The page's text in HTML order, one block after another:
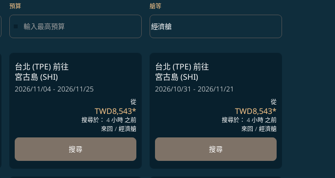
預算 艙等
艙等 option 經濟艙 Selected
經濟艙
keyboard_arrow_down
台北 (TPE)前往
宮古島 (SHI)
2026/11/04 - 2026/11/25
從
TWD8,543*
搜尋於： 4 小時 之前
來回 / 經濟艙
搜尋
台北 (TPE)前往
宮古島 (SHI)
2026/10/31 - 2026/11/21
從
TWD8,543*
搜尋於： 4 小時 之前
來回 / 經濟艙
搜尋